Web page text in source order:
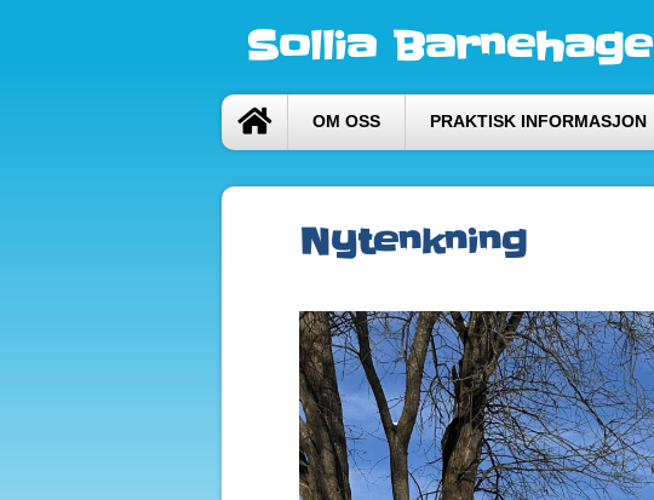
Sollia Barnehage
OM OSS PRAKTISK INFORMASJON
Nytenkning